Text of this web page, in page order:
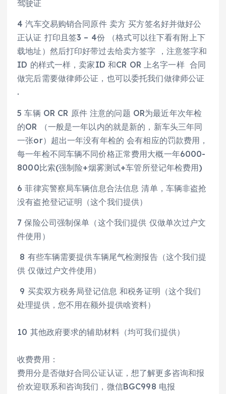
驾驶证
4 汽车交易购销合同原件 卖方 买方签名好并做好公
正认证 打印且签3 – 4份 （格式可以往下看有附上下
载地址）然后打印好带过去给卖方签字 ，注意签字和
ID 的样式一样，卖家ID 和CR OR 上名字一样 合同
做完后需要做律师公证，也可以委托我们做律师公证
.
5 车辆 OR CR 原件 注意的问题 OR为最近年次年检
的OR （一般是一年以内的就是新的，新车头三年同
一张or）超出一年没有年检的 会有相应的罚款费用，
每一年检不同车辆不同价格正常费用大概一年6000-
8000比索(强制险+烟雾测试+车管所登记年检费用)
6 菲律宾警察局车辆信息合法信息 清单，车辆非盗抢
没有盗抢登记证明（这个我们提供）
7 保险公司强制保单（这个我们提供 仅做单次过户文
件使用）
8 有些车辆需要提供车辆尾气检测报告（这个我们提
供 仅做过户文件使用）
9 买卖双方税务局登记信息 和税务证明（这个我们
处理提供，您不用在额外提供啥资料）
10 其他政府要求的辅助材料（均可我们提供）
收费费用：
费用分是否做好合同公证认证，想了解更多咨询和报
价欢迎联系和咨询我们，微信BGC998 电报